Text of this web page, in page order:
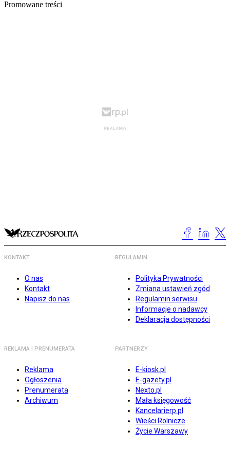
Promowane treści
KONTAKT
O nas
Kontakt
Napisz do nas
REGULAMIN
Polityka Prywatności
Zmiana ustawień zgód
Regulamin serwisu
Informacje o nadawcy
Deklaracja dostępności
REKLAMA I PRENUMERATA
Reklama
Ogłoszenia
Prenumerata
Archiwum
PARTNERZY
E-kiosk.pl
E-gazety.pl
Nexto.pl
Mała księgowość
Kancelarierp.pl
Wieści Rolnicze
Życie Warszawy